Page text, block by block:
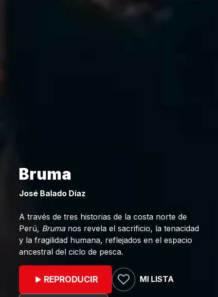
Bruma
José Balado Díaz
A través de tres historias de la costa norte de
Perú, Bruma nos revela el sacrificio, la tenacidad
y la fragilidad humana, reflejados en el espacio
ancestral del ciclo de pesca.
REPRODUCIR MI LISTA